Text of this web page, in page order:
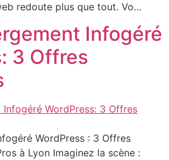
redoute plus que tout. Vo…
Infogéré
3 Offres
WordPress : 3 Offres
à Lyon Imaginez la scène :